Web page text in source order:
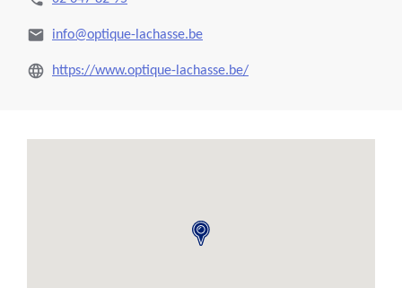
info@optique-lachasse.be
https://www.optique-lachasse.be/